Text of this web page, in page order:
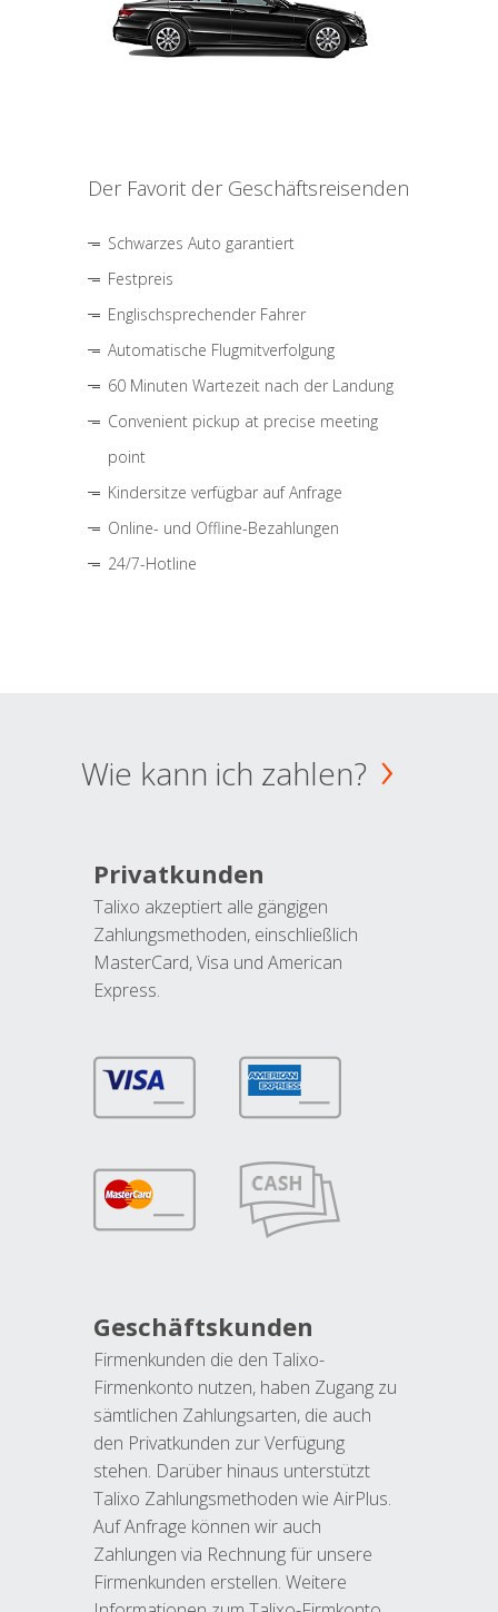
Der Favorit der Geschäftsreisenden
Schwarzes Auto garantiert
Festpreis
Englischsprechender Fahrer
Automatische Flugmitverfolgung
60 Minuten Wartezeit nach der Landung
Convenient pickup at precise meeting
point
Kindersitze verfügbar auf Anfrage
Online- und Offline-Bezahlungen
24/7-Hotline
Wie kann ich zahlen?
Privatkunden
Talixo akzeptiert alle gängigen
Zahlungsmethoden, einschließlich
MasterCard, Visa und American
Express.
Geschäftskunden
Firmenkunden die den Talixo-
Firmenkonto nutzen, haben Zugang zu
sämtlichen Zahlungsarten, die auch
den Privatkunden zur Verfügung
stehen. Darüber hinaus unterstützt
Talixo Zahlungsmethoden wie AirPlus.
Auf Anfrage können wir auch
Zahlungen via Rechnung für unsere
Firmenkunden erstellen. Weitere